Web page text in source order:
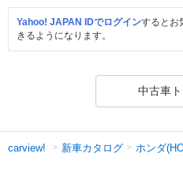
Yahoo! JAPAN IDでログインするとお
きるようになります。
中古車
carview! 新車カタログ ホンダ